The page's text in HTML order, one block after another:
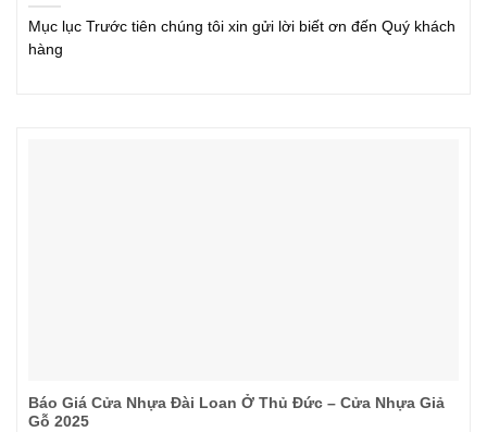
Mục lục Trước tiên chúng tôi xin gửi lời biết ơn đến Quý khách
hàng
Báo Giá Cửa Nhựa Đài Loan Ở Thủ Đức – Cửa Nhựa Giả
Gỗ 2025